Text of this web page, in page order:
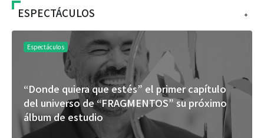
+
ESPECTÁCULOS
Espectáculos
La marimba une generaciones: el
de Marimba Paiz transforma la
espectáculo para todos
capítulo
su próximo